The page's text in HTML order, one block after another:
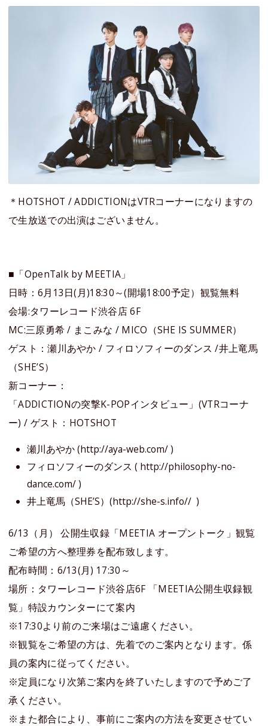
＊HOTSHOT / ADDICTIONはVTRコーナーになりますの
で生放送での出演はございません。
■「OpenTalk by MEETIA」
日時：6月13日(月)18:30～(開場18:00予定）観覧無料
会場:タワーレコード渋谷店 6F
MC:三原勇希 / まこみな / MICO（SHE IS SUMMER）
ゲスト：瀬川あやか / フィロソフィーのダンス /井上竜馬
（SHE’S）
新コーナー：
「ADDICTIONの突撃K-POPインタビュー」(VTRコーナ
ー) / ゲスト：HOTSHOT
瀬川あやか(http://aya-web.com/)
フィロソフィーのダンス ( http://philosophy-no-
dance.com/)
井上竜馬（SHE’S） (http://she-s.info// )
6/13（月） 公開生収録「MEETIA オープントーク」観覧
ご希望の方へ整理券を配布致します。
配布時間：6/13(月) 17:30～
場所：タワーレコード渋谷店6F 「MEETIA公開生収録観
覧」特設カウンターにて案内
※17:30より前のご来場はご遠慮ください。
※観覧をご希望の方は、先着でのご案内となります。係
員の案内に従ってください。
※定員になり次第ご案内を終了いたしますので予めご了
承ください。
※また都合により、事前にご案内の方法を変更させてい